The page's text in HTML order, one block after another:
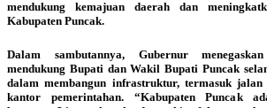
mendukung kemajuan daerah dan
Kabupaten Puncak.
Dalam sambutannya, Gubernur
mendukung Bupati dan Wakil Bupati Puncak
dalam membangun infrastruktur, termasuk jalan
kantor pemerintahan. “Kabupaten Puncak